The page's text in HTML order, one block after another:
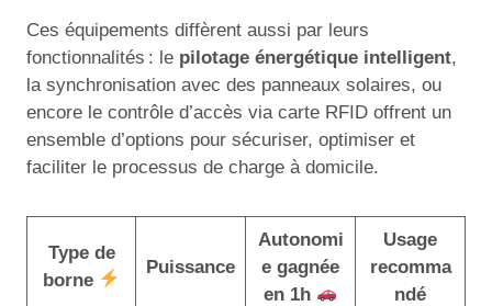
Ces équipements diffèrent aussi par leurs
fonctionnalités : le pilotage énergétique intelligent,
la synchronisation avec des panneaux solaires, ou
encore le contrôle d’accès via carte RFID offrent un
ensemble d’options pour sécuriser, optimiser et
faciliter le processus de charge à domicile.
Type de
borne
Puissance
Autonomi
e gagnée
en 1h
Usage
recomma
ndé